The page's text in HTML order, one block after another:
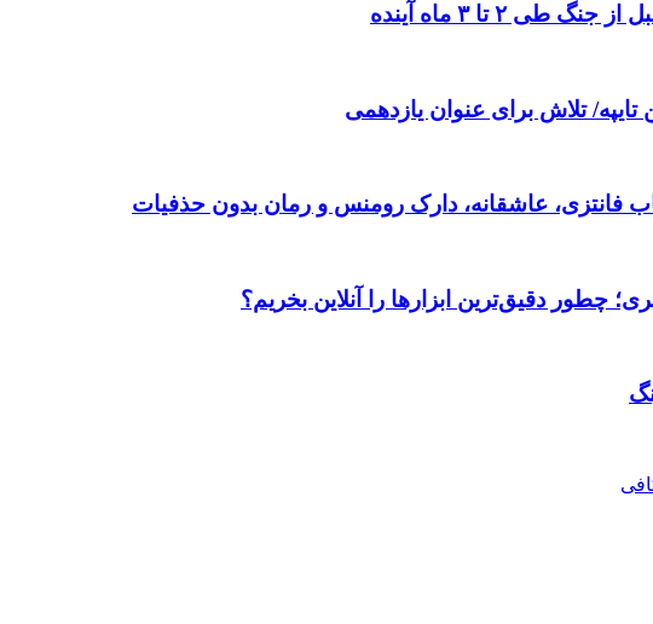
۲ تا ۳ ماه آینده
تلاش برای عنوان یازدهمی
چطور دقیق‌ترین ابزارها را آنلاین بخریم؟